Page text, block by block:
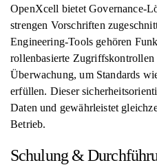
OpenXcell bietet Governance-
strengen Vorschriften
Engineering-Tools gehören
rollenbasierte
Überwachung, um Standards
erfüllen. Dieser
Daten und gewährleistet
Betrieb.
Schulung &